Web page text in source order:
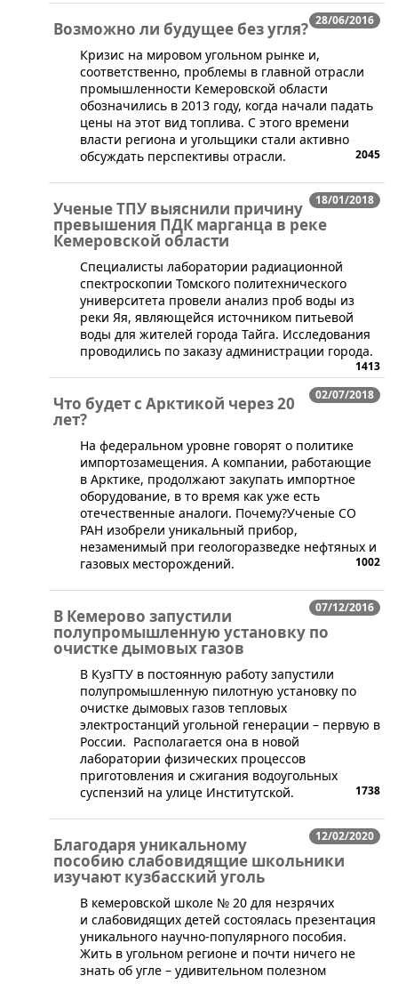
28/06/2016
Возможно ли будущее без угля?
​Кризис на мировом угольном рынке и,
соответственно, проблемы в главной отрасли
промышленности Кемеровской области
обозначились в 2013 году, когда начали падать
цены на этот вид топлива. С этого времени
власти региона и угольщики стали активно
обсуждать перспективы отрасли.
2045
18/01/2018
Ученые ТПУ выяснили причину
превышения ПДК марганца в реке
Кемеровской области
​Специалисты лаборатории радиационной
спектроскопии Томского политехнического
университета провели анализ проб воды из
реки Яя, являющейся источником питьевой
воды для жителей города Тайга. Исследования
проводились по заказу администрации города.
1413
02/07/2018
Что будет с Арктикой через 20
лет?
На федеральном уровне говорят о политике
импортозамещения. А компании, работающие
в Арктике, продолжают закупать импортное
оборудование, в то время как уже есть
отечественные аналоги. Почему?Ученые СО
РАН изобрели уникальный прибор,
незаменимый при геологоразведке нефтяных и
газовых месторождений.
1002
07/12/2016
В Кемерово запустили
полупромышленную установку по
очистке дымовых газов
​В КузГТУ в постоянную работу запустили
полупромышленную пилотную установку по
очистке дымовых газов тепловых
электростанций угольной генерации – первую в
России. Располагается она в новой
лаборатории физических процессов
приготовления и сжигания водоугольных
суспензий на улице Институтской.
1738
12/02/2020
Благодаря уникальному
пособию слабовидящие школьники
изучают кузбасский уголь
​В кемеровской школе № 20 для незрячих
и слабовидящих детей состоялась презентация
уникального научно-популярного пособия.
Жить в угольном регионе и почти ничего не
знать об угле – удивительном полезном